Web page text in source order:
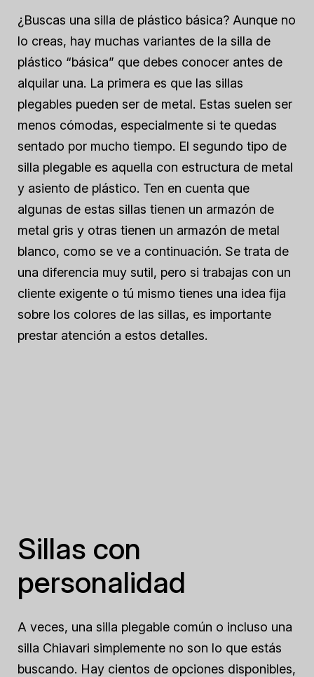
¿Buscas una silla de plástico básica? Aunque no
lo creas, hay muchas variantes de la silla de
plástico “básica” que debes conocer antes de
alquilar una. La primera es que las sillas
plegables pueden ser de metal. Estas suelen ser
menos cómodas, especialmente si te quedas
sentado por mucho tiempo. El segundo tipo de
silla plegable es aquella con estructura de metal
y asiento de plástico. Ten en cuenta que
algunas de estas sillas tienen un armazón de
metal gris y otras tienen un armazón de metal
blanco, como se ve a continuación. Se trata de
una diferencia muy sutil, pero si trabajas con un
cliente exigente o tú mismo tienes una idea fija
sobre los colores de las sillas, es importante
prestar atención a estos detalles.
Sillas con
personalidad
A veces, una silla plegable común o incluso una
silla Chiavari simplemente no son lo que estás
buscando. Hay cientos de opciones disponibles,